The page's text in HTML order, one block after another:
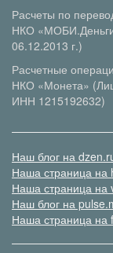
Расчеты по
НКО
06.12.2013 г.)
Расчетные
НКО «Монета»
ИНН 1215192632)
Наш блог на
Наша страница на
Наша страница на
Наш блог на
Наша страница на